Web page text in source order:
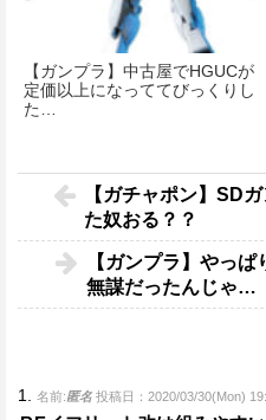
【ガンプラ】中古屋でHGUCが
定価以上になっててびっくりし
た…
【ガチャポン】SD
た奴おる？？
【ガンプラ】やっ
無謀だったんじゃ…
1. 名前:匿名 投稿日：2020/03/30(Mon)